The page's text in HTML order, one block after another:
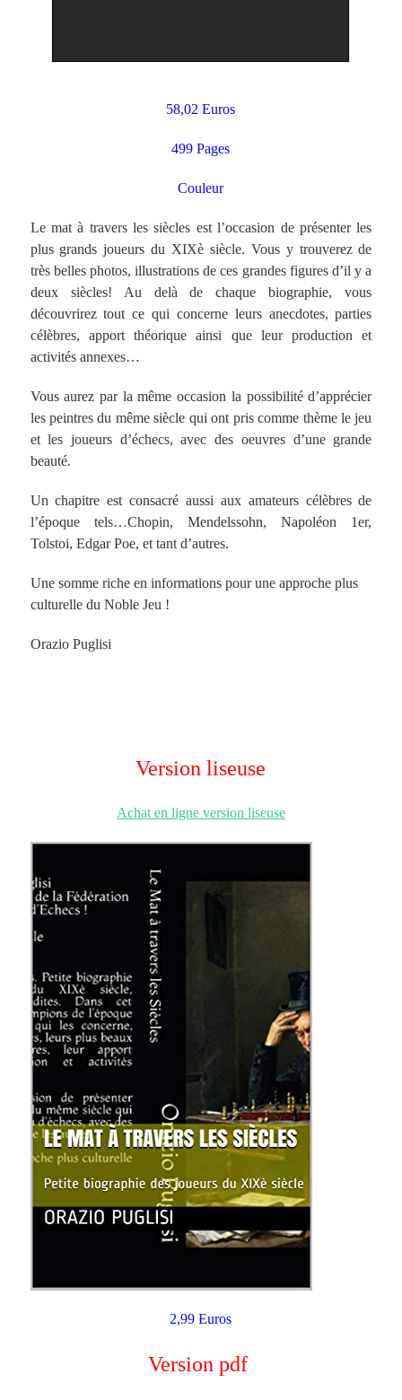
58,02 Euros
499 Pages
Couleur
Le mat à travers les siècles est l’occasion de présenter les
plus grands joueurs du XIXè siècle. Vous y trouverez de
très belles photos, illustrations de ces grandes figures d’il y a
deux siècles! Au delà de chaque biographie, vous
découvrirez tout ce qui concerne leurs anecdotes, parties
célèbres, apport théorique ainsi que leur production et
activités annexes…
Vous aurez par la même occasion la possibilité d’apprécier
les peintres du même siècle qui ont pris comme thème le jeu
et les joueurs d’échecs, avec des oeuvres d’une grande
beauté.
Un chapitre est consacré aussi aux amateurs célèbres de
l’époque tels…Chopin, Mendelssohn, Napoléon 1er,
Tolstoi, Edgar Poe, et tant d’autres.
Une somme riche en informations pour une approche plus
culturelle du Noble Jeu !
Orazio Puglisi
Version liseuse
Achat en ligne version liseuse
2,99 Euros
Version pdf